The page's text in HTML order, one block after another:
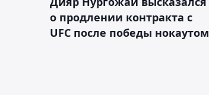
о продлении контракта с
UFC после победы нокаутом